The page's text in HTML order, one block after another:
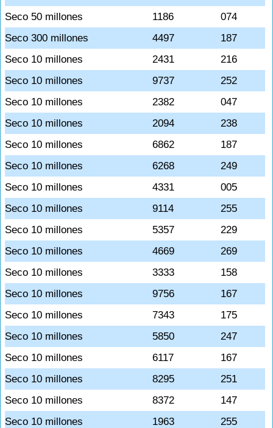
Seco 50 millones
1186
074
Seco 300 millones
4497
187
Seco 10 millones
2431
216
Seco 10 millones
9737
252
Seco 10 millones
2382
047
Seco 10 millones
2094
238
Seco 10 millones
6862
187
Seco 10 millones
6268
249
Seco 10 millones
4331
005
Seco 10 millones
9114
255
Seco 10 millones
5357
229
Seco 10 millones
4669
269
Seco 10 millones
3333
158
Seco 10 millones
9756
167
Seco 10 millones
7343
175
Seco 10 millones
5850
247
Seco 10 millones
6117
167
Seco 10 millones
8295
251
Seco 10 millones
8372
147
Seco 10 millones
1963
255